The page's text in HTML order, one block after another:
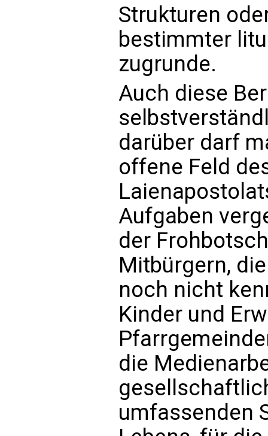
Strukturen
bestimmter
zugrunde.
Auch diese
darüber darf
offene Feld
Aufgaben
der
Mitbürgern,
noch nicht
Kinder und
die
umfassenden